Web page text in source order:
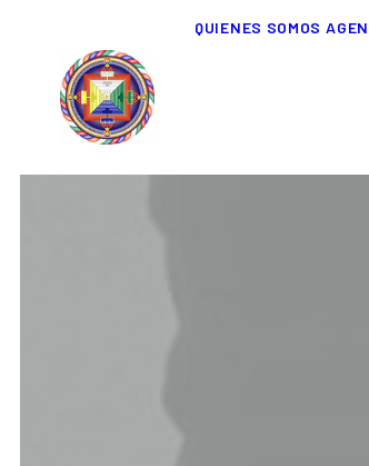
QUIENES SOMOS